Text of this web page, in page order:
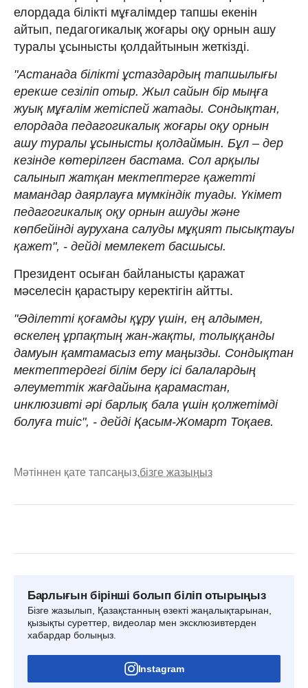
елордада білікті мұғалімдер тапшы екенін
айтып, педагогикалық жоғары оқу орнын ашу
туралы ұсынысты қолдайтынын жеткізді.
"Астанада білікті ұстаздардың тапшылығы
ерекше сезіліп отыр. Жыл сайын бір мыңға
жуық мұғалім жетіспей жатады. Сондықтан,
елордада педагогикалық жоғары оқу орнын
ашу туралы ұсынысты қолдаймын. Бұл – дер
кезінде көтерілген бастама. Сол арқылы
салынып жатқан мектептерге қажетті
мамандар даярлауға мүмкіндік туады. Үкімет
педагогикалық оқу орнын ашуды және
көпбейінді аурухана салуды мұқият пысықтауы
қажет", - дейді мемлекет басшысы.
Президент осыған байланысты қаражат
мәселесін қарастыру керектігін айтты.
"Әділетті қоғамды құру үшін, ең алдымен,
өскелең ұрпақтың жан-жақты, толыққанды
дамуын қамтамасыз ету маңызды. Сондықтан
мектептердегі білім беру ісі балалардың
әлеуметтік жағдайына қарамастан,
инклюзивті әрі барлық бала үшін қолжетімді
болуға тиіс", - дейді Қасым-Жомарт Тоқаев.
Мәтіннен қате тапсаңыз,бізге жазыңыз
Барлығын бірінші болып біліп отырыңыз
Бізге жазылып, Қазақстанның өзекті жаңалықтарынан,
қызықты суреттер, видеолар мен эксклюзивтерден
хабардар болыңыз.
Instagram